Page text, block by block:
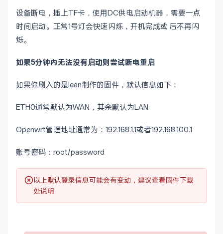
设备断电，插上TF卡，使用DC供电启动机器，需要一点
时间启动。正常1号灯会快速闪烁，开机完成或 后不再闪
烁。
如果5分钟内无法没有启动则尝试断电重启
如果你刷入的是lean制作的固件，默认信息如下：
ETH0通常默认为WAN，其余默认为LAN
Openwrt管理地址通常为：192.168.1.1或者192.168.100.1
账号密码：root/password
以上默认登录信息可能会有变动，建议查看固件下载
处说明